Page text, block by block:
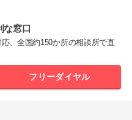
な窓口
、全国約150か所の相談所で直
フリーダイヤル